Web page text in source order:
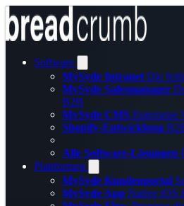
Software
MySyde Intranet Die
MySyde Salesmanager
B2B
MySyde CMS Enterprise
Shopify-Entwicklung
Alle Software-Lösungen
Plattformen
MySyde Kundenportal
MySyde App Native iOS